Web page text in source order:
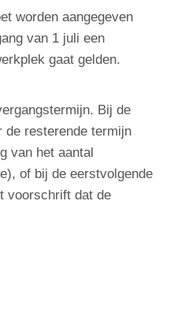
worden aangegeven
van 1 juli een
gaat gelden.
Bij de
de resterende termijn
van het aantal
of bij de eerstvolgende
voorschrift dat de